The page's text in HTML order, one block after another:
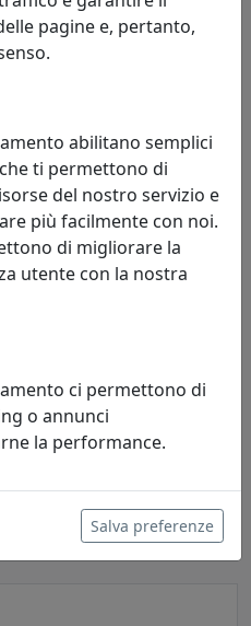
BRUNITO
BRUNITO
172,00 €
pagine e, pertanto,
abilitano semplici
ti permettono di
del nostro servizio e
più facilmente con noi.
di migliorare la
utente con la nostra
ci permettono di
o annunci
la performance.
Salva preferenze